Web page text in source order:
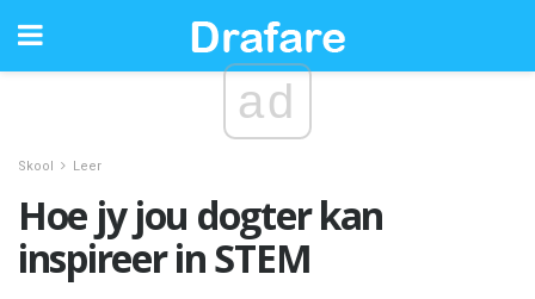
ad
Skool Leer
Hoe jy jou dogter kan
inspireer in STEM